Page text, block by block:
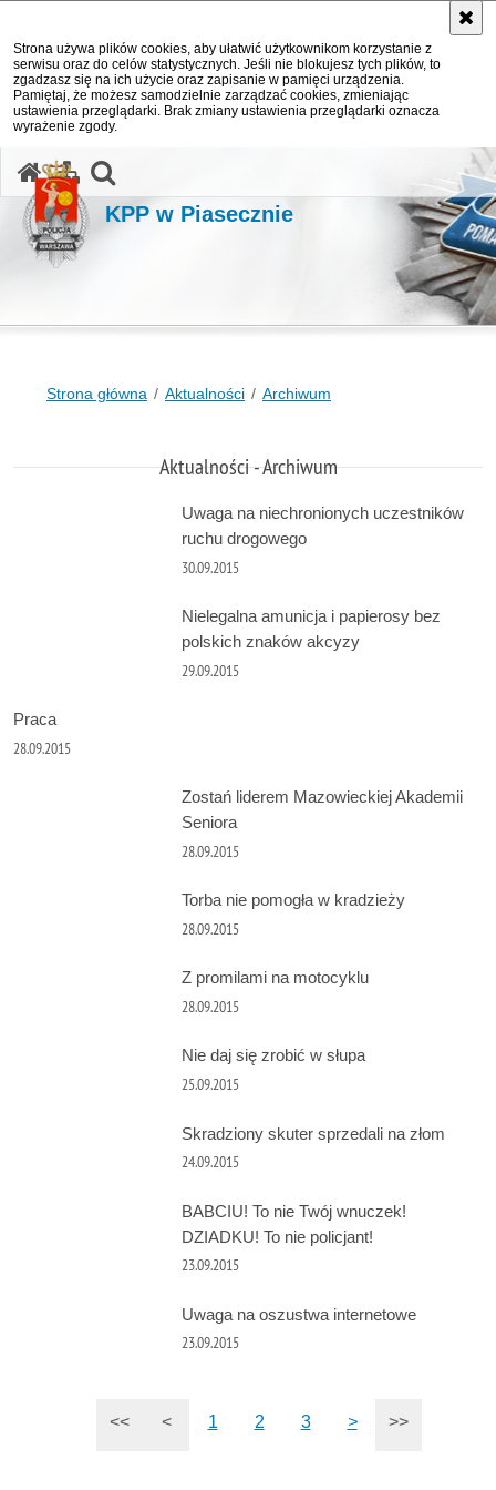
Strona używa plików cookies, aby ułatwić użytkownikom korzystanie z
serwisu oraz do celów statystycznych. Jeśli nie blokujesz tych plików, to
zgadzasz się na ich użycie oraz zapisanie w pamięci urządzenia.
Pamiętaj, że możesz samodzielnie zarządzać cookies, zmieniając
ustawienia przeglądarki. Brak zmiany ustawienia przeglądarki oznacza
wyrażenie zgody.
KPP w Piasecznie
Strona główna Aktualności Archiwum
Aktualności - Archiwum
Uwaga na niechronionych uczestników
ruchu drogowego
30.09.2015
Nielegalna amunicja i papierosy bez
polskich znaków akcyzy
29.09.2015
Praca
28.09.2015
Zostań liderem Mazowieckiej Akademii
Seniora
28.09.2015
Torba nie pomogła w kradzieży
28.09.2015
Z promilami na motocyklu
28.09.2015
Nie daj się zrobić w słupa
25.09.2015
Skradziony skuter sprzedali na złom
24.09.2015
BABCIU! To nie Twój wnuczek!
DZIADKU! To nie policjant!
23.09.2015
Uwaga na oszustwa internetowe
23.09.2015
<< < 1 2 3 > >>